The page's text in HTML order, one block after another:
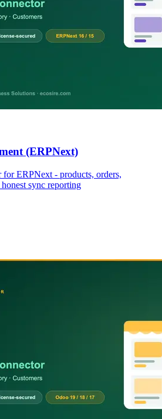
(ERPNext)
for ERPNext - products, orders,
sync reporting